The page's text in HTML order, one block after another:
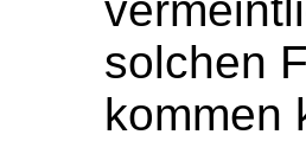
solchen
kommen